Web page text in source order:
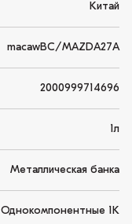
Китай
macawBC/MAZDA27A
2000999714696
1л
Металлическая банка
Однокомпонентные 1K